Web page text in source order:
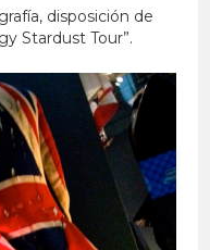
disposición de
Stardust Tour”.